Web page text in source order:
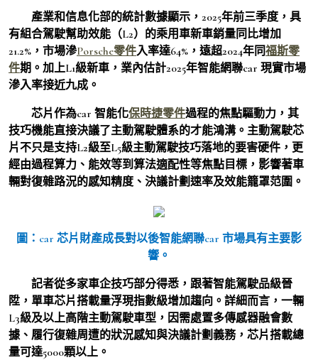
產業和信息化部的統計數據顯示，2025年前三季度，具
有組合駕駛幫助效能（L2）的乘用車新車銷量同比增加
21.2%，市場滲Porsche零件入率達64%，遠超2024年同福斯零
件期。加上L1級新車，業內估計2025年智能網聯car 現實市場
滲入率接近九成。
芯片作為car 智能化保時捷零件過程的焦點驅動力，其
技巧機能直接決議了主動駕駛體系的才能鴻溝。主動駕駛芯
片不只是支持L2級至L5級主動駕駛技巧落地的要害硬件，更
經由過程算力、能效等到算法適配性等焦點目標，影響著車
輛對復雜路況的感知精度、決議計劃速率及效能籠罩范圍。
圖：car 芯片財產成長對以後智能網聯car 市場具有主要影
響。
記者從多家車企技巧部分得悉，跟著智能駕駛品級晉
陞，單車芯片搭載量浮現指數級增加趨向。詳細而言，一輛
L3級及以上高階主動駕駛車型，因需處置多傳感器融會數
據、履行復雜周遭的狀況感知與決議計劃義務，芯片搭載總
量可達5000顆以上。